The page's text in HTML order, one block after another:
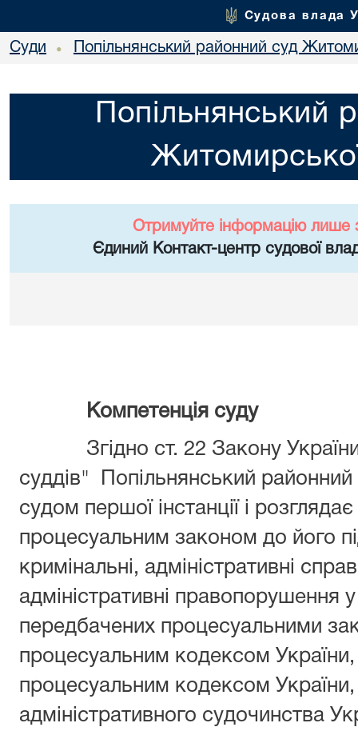
Судова влада
Суди • Попільнянський районний суд
Попільнянський
Отримуйте інформацію лише
Єдиний Контакт-центр судової
Компетенція суду
Згідно ст. 22 Закону
суддів"
Попільнянський
судом першої інстанції і
процесуальним законом до його
кримінальні, адміністративні
адміністративні правопорушення
передбачених процесуальними
процесуальним кодексом
процесуальним кодексом
адміністративного судочинства